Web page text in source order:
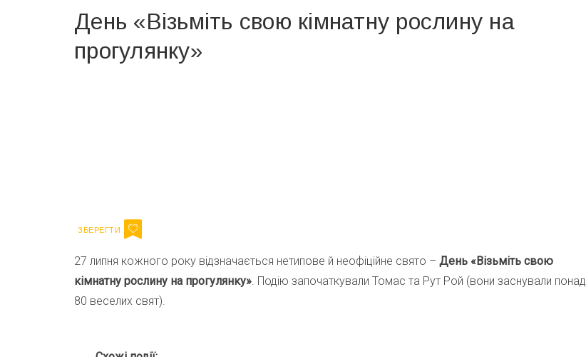
День «Візьміть свою кімнатну рослину на
прогулянку»
27 липня кожного року відзначається нетипове й неофіційне свято – День «Візьміть свою
кімнатну рослину на прогулянку». Подію започаткували Томас та Рут Рой (вони заснували понад
80 веселих свят).